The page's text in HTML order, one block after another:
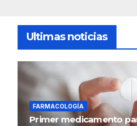
Ultimas noticias
FARMACOLOGÍA
Primer medicamento